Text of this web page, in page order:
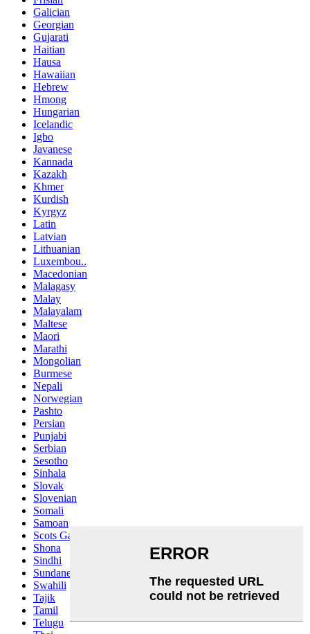
Galician
Georgian
Gujarati
Haitian
Hausa
Hawaiian
Hebrew
Hmong
Hungarian
Icelandic
Igbo
Javanese
Kannada
Kazakh
Khmer
Kurdish
Kyrgyz
Latin
Latvian
Lithuanian
Luxembou..
Macedonian
Malagasy
Malay
Malayalam
Maltese
Maori
Marathi
Mongolian
Burmese
Nepali
Norwegian
Pashto
Persian
Punjabi
Serbian
Sesotho
Sinhala
Slovak
Slovenian
Somali
Samoan
Scots Gaelic
Shona
Sindhi
Sundanese
Swahili
Tajik
Tamil
Telugu